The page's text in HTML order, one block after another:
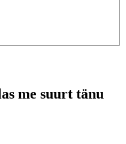
me suurt tänu